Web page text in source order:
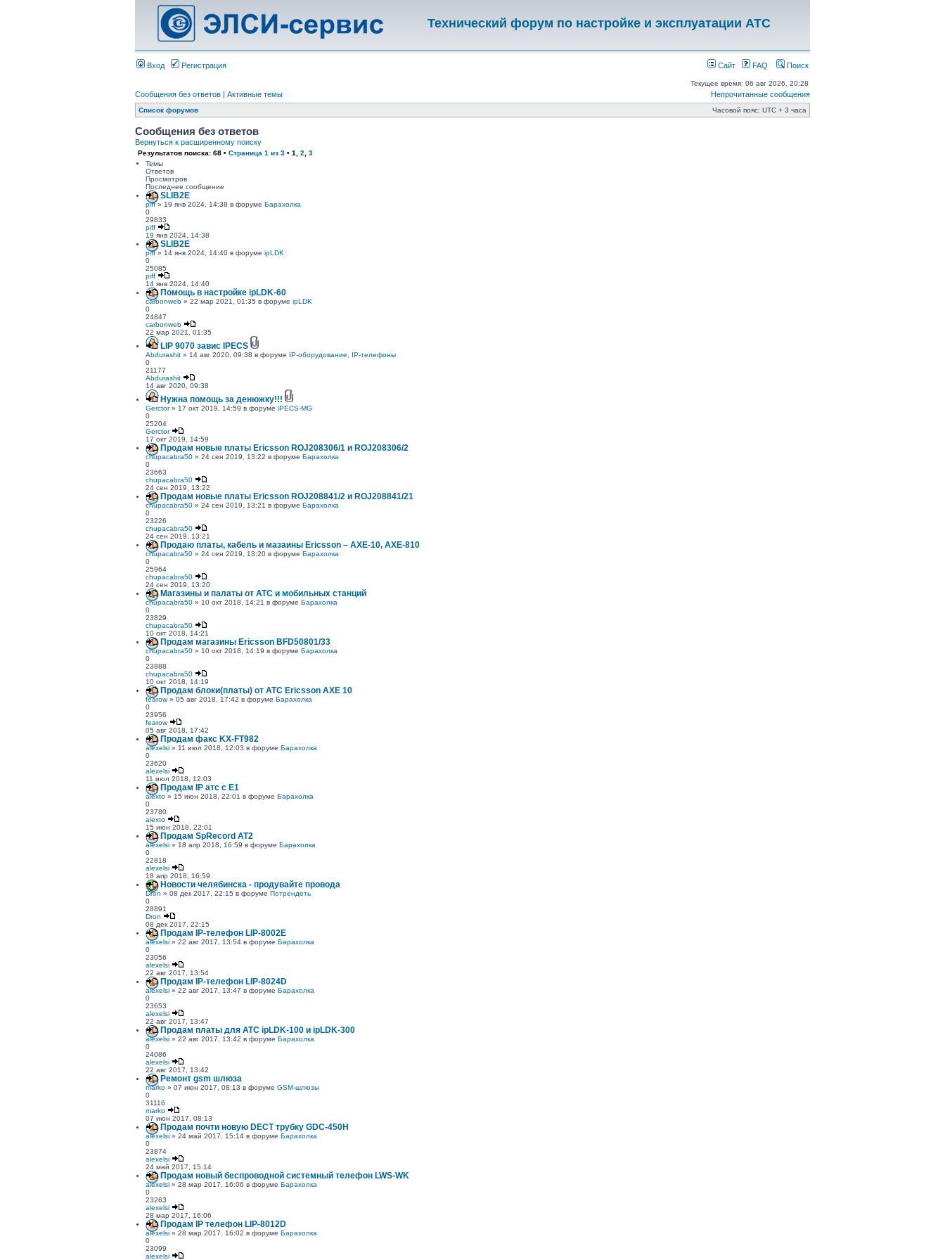
Технический форум по настройке и эксплуатации АТС
Вход Регистрация Сайт FAQ Поиск
Текущее время: 06 авг 2026, 20:28
Сообщения без ответов | Активные темы Непрочитанные сообщения
Список форумов Часовой пояс: UTC + 3 часа
Сообщения без ответов
Вернуться к расширенному поиску
Результатов поиска: 68 • Страница 1 из 3 • 1 2
3
Темы
Ответов
Просмотров
Последнее сообщение
SLIB2E
piff» 19 янв 2024, 14:38 в форуме Барахолка
0
29833
piff
19 янв 2024, 14:38
SLIB2E
piff» 14 янв 2024, 14:40 в форуме ipLDK
0
25085
piff
14 янв 2024, 14:40
Помощь в настройке ipLDK-60
carbonweb » 22 мар 2021, 01:35 в форуме ipLDK
0
24847
carbonweb
22 мар 2021, 01:35
LIP 9070 завис IPECS
Abdurashit » 14 авг 2020, 09:38 в форуме IP-оборудование, IP-телефоны
0
21177
Abdurashit
14 авг 2020, 09:38
Нужна помощь за денюжку!!!
Gerctor» 17 окт 2019, 14:59 в форуме iPECS-MG
0
25204
Gerctor
17 окт 2019, 14:59
Продам новые платы Ericsson ROJ208306/1 и ROJ208306/2
chupacabra50 » 24 сен 2019, 13:22 в форуме Барахолка
0
23663
chupacabra50
24 сен 2019, 13:22
Продам новые платы Ericsson ROJ208841/2 и ROJ208841/21
chupacabra50 » 24 сен 2019, 13:21 в форуме Барахолка
0
23226
chupacabra50
24 сен 2019, 13:21
Продаю платы, кабель и мазаины Ericsson – AXE-10, AXE-810
chupacabra50 » 24 сен 2019, 13:20 в форуме Барахолка
0
25964
chupacabra50
24 сен 2019, 13:20
Магазины и палаты от АТС и мобильных станций
chupacabra50 » 10 окт 2018, 14:21 в форуме Барахолка
0
23829
chupacabra50
10 окт 2018, 14:21
Продам магазины Ericsson BFD50801/33
chupacabra50 » 10 окт 2018, 14:19 в форуме Барахолка
0
23888
chupacabra50
10 окт 2018, 14:19
Продам блоки(платы) от АТС Ericsson AXE 10
fearow» 05 авг 2018, 17:42 в форуме Барахолка
0
23956
fearow
05 авг 2018, 17:42
Продам факс KX-FT982
alexelsi » 11 июл 2018, 12:03 в форуме Барахолка
0
23620
alexelsi
11 июл 2018, 12:03
Продам IP атс с E1
alexto » 15 июн 2018, 22:01 в форуме Барахолка
0
23780
alexto
15 июн 2018, 22:01
Продам SpRecord AT2
alexelsi » 18 апр 2018, 16:59 в форуме Барахолка
0
22818
alexelsi
18 апр 2018, 16:59
Новости челябинска - продувайте провода
Dron » 08 дек 2017, 22:15 в форуме Потрендеть
0
28891
Dron
08 дек 2017, 22:15
Продам IP-телефон LIP-8002Е
alexelsi » 22 авг 2017, 13:54 в форуме Барахолка
0
23056
alexelsi
22 авг 2017, 13:54
Продам IP-телефон LIP-8024D
alexelsi » 22 авг 2017, 13:47 в форуме Барахолка
0
23653
alexelsi
22 авг 2017, 13:47
Продам платы для АТС ipLDK-100 и ipLDK-300
alexelsi » 22 авг 2017, 13:42 в форуме Барахолка
0
24086
alexelsi
22 авг 2017, 13:42
Ремонт gsm шлюза
marko » 07 июн 2017, 08:13 в форуме GSM-шлюзы
0
31116
marko
07 июн 2017, 08:13
Продам почти новую DECT трубку GDC-450H
alexelsi » 24 май 2017, 15:14 в форуме Барахолка
0
23874
alexelsi
24 май 2017, 15:14
Продам новый беспроводной системный телефон LWS-WK
alexelsi » 28 мар 2017, 16:06 в форуме Барахолка
0
23263
alexelsi
28 мар 2017, 16:06
Продам IP телефон LIP-8012D
alexelsi » 28 мар 2017, 16:02 в форуме Барахолка
0
23099
alexelsi